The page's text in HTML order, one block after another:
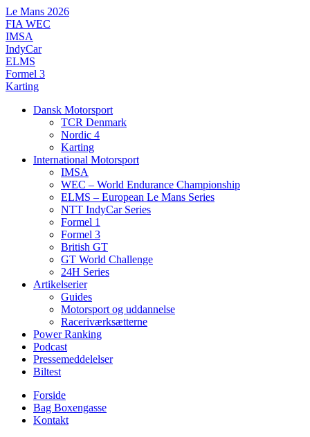
Videre
til
indhold
Le Mans 2026
FIA WEC
IMSA
IndyCar
ELMS
Formel 3
Karting
Dansk Motorsport
TCR Denmark
Nordic 4
Karting
International Motorsport
IMSA
WEC – World Endurance Championship
ELMS – European Le Mans Series
NTT IndyCar Series
Formel 1
Formel 3
British GT
GT World Challenge
24H Series
Artikelserier
Guides
Motorsport og uddannelse
Raceriværksætterne
Power Ranking
Podcast
Pressemeddelelser
Biltest
Forside
Bag Boxengasse
Kontakt